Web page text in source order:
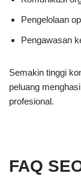
Pengelolaan
Pengawasan
Semakin tinggi
peluang
profesional.
FAQ